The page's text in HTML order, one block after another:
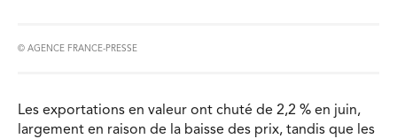
© AGENCE FRANCE-PRESSE
Les exportations en valeur ont chuté de 2,2 % en juin,
largement en raison de la baisse des prix, tandis que les